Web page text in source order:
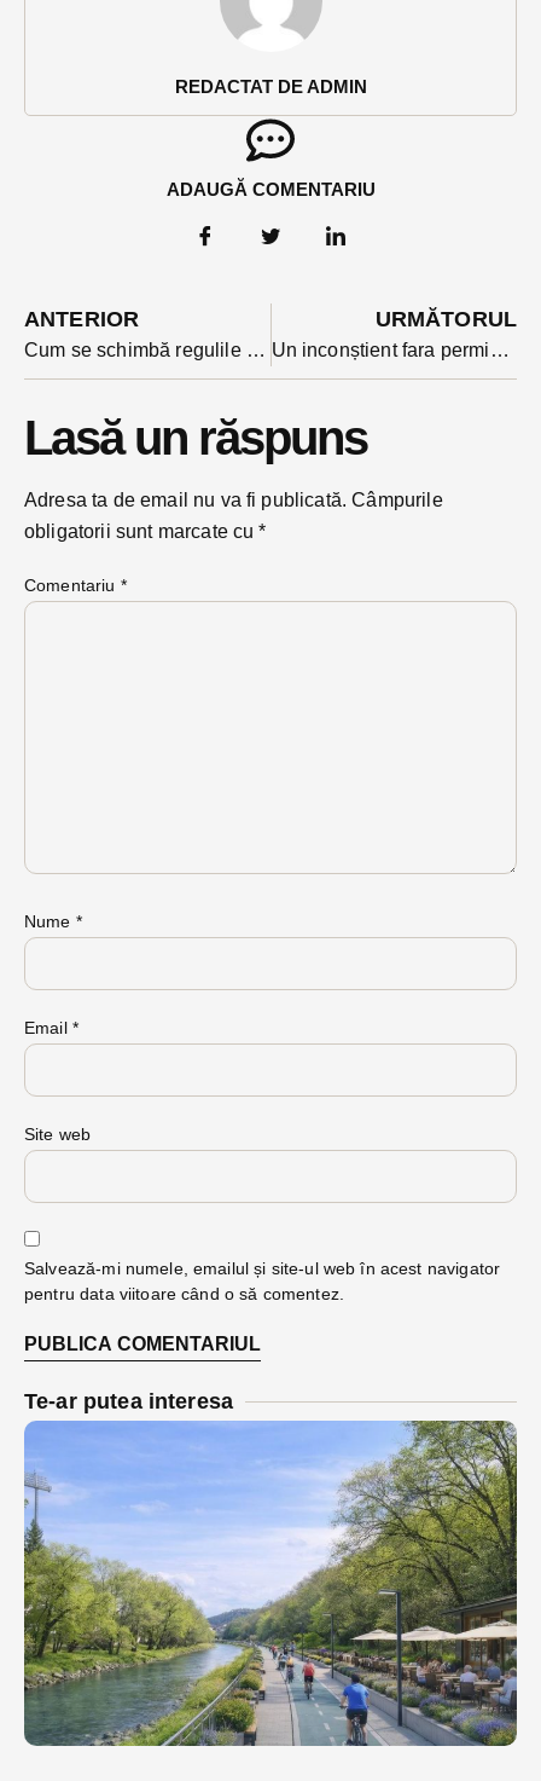
REDACTAT DE ADMIN
ADAUGĂ COMENTARIU
ANTERIOR
Cum se schimbă regulile în privința trotinetelor și bicicletelor electrice? Un proiect inițiat de liberali acum 4 ani are verde în Parlament
URMĂTORUL
Un inconștient fara permis, băut si cu mașina neînmatriculata a dat bir cu fugiții după ce-a provocat un accident. Și-a lăsat pasagerul rănit prins sub mașină
Lasă un răspuns
Adresa ta de email nu va fi publicată. Câmpurile
obligatorii sunt marcate cu*
Comentariu *
Nume *
Email *
Site web
Salvează-mi numele, emailul și site-ul web în acest navigator
pentru data viitoare când o să comentez.
Te-ar putea interesa